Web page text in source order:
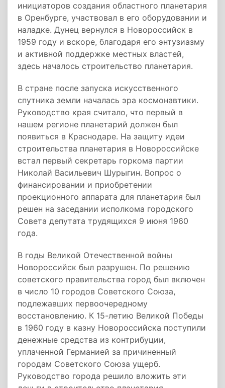
инициаторов создания областного планетария
в Оренбурге, участвовал в его оборудовании и
наладке. Дунец вернулся в Новороссийск в
1959 году и вскоре, благодаря его энтузиазму
и активной поддержке местных властей,
здесь началось строительство планетария.
В стране после запуска искусственного
спутника земли началась эра космонавтики.
Руководство края считало, что первый в
нашем регионе планетарий должен был
появиться в Краснодаре. На защиту идеи
строительства планетария в Новороссийске
встал первый секретарь горкома партии
Николай Васильевич Шурыгин. Вопрос о
финансировании и приобретении
проекционного аппарата для планетария был
решен на заседании исполкома городского
Совета депутата трудящихся 9 июня 1960
года.
В годы Великой Отечественной войны
Новороссийск был разрушен. По решению
советского правительства город был включен
в число 10 городов Советского Союза,
подлежавших первоочередному
восстановлению. К 15-летию Великой Победы
в 1960 году в казну Новороссийска поступили
денежные средства из контрибуции,
уплаченной Германией за причиненный
городам Советского Союза ущерб.
Руководство города решило вложить эти